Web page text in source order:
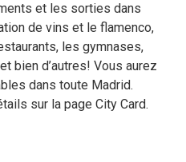
et les sorties dans
de vins et le flamenco,
les gymnases,
bien d’autres! Vous aurez
dans toute Madrid.
sur la page City Card.